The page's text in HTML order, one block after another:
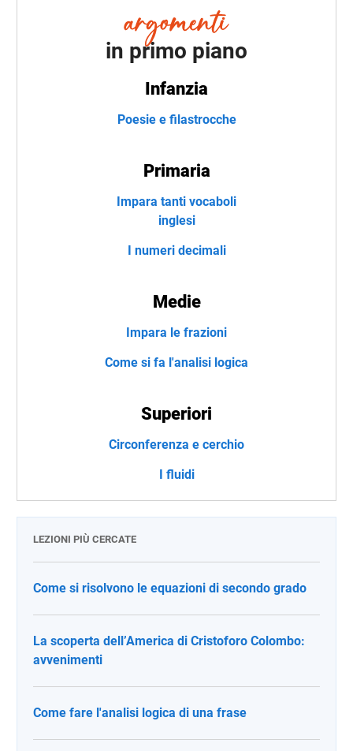
in primo piano
Infanzia
Poesie e filastrocche
Primaria
Impara tanti vocaboli
inglesi
I numeri decimali
Medie
Impara le frazioni
Come si fa l'analisi logica
Superiori
Circonferenza e cerchio
I fluidi
LEZIONI PIÙ CERCATE
Come si risolvono le equazioni di secondo grado
La scoperta dell’America di Cristoforo Colombo:
avvenimenti
Come fare l'analisi logica di una frase